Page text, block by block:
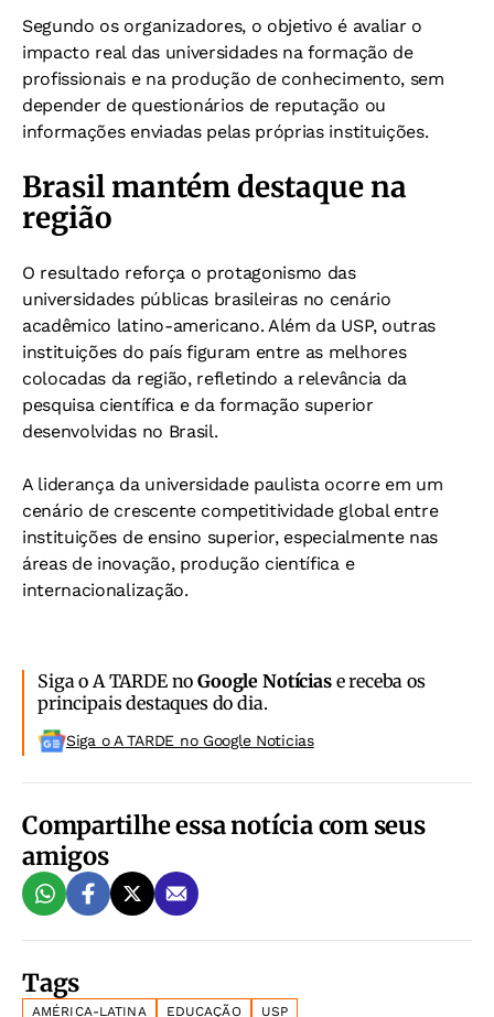
Segundo os organizadores, o objetivo é avaliar o
impacto real das universidades na formação de
profissionais e na produção de conhecimento, sem
depender de questionários de reputação ou
informações enviadas pelas próprias instituições.
Brasil mantém destaque na
região
O resultado reforça o protagonismo das
universidades públicas brasileiras no cenário
acadêmico latino-americano. Além da USP, outras
instituições do país figuram entre as melhores
colocadas da região, refletindo a relevância da
pesquisa científica e da formação superior
desenvolvidas no Brasil.
A liderança da universidade paulista ocorre em um
cenário de crescente competitividade global entre
instituições de ensino superior, especialmente nas
áreas de inovação, produção científica e
internacionalização.
Siga o A TARDE noGoogle Notíciase receba os
principais destaques do dia.
Siga o A TARDE no Google Noticias
Compartilhe essa notícia com seus
amigos
Tags
AMÉRICA-LATINA EDUCAÇÃO USP